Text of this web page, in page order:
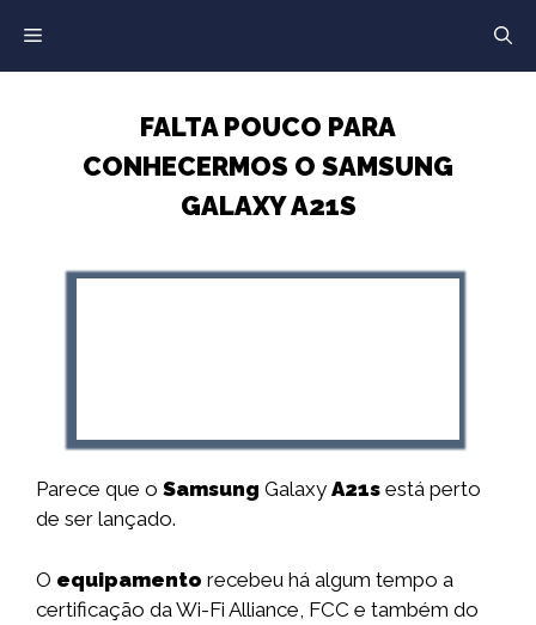
para
o
FALTA POUCO PARA
CONHECERMOS O SAMSUNG
GALAXY A21S
Parece que o Samsung Galaxy A21s está perto
de ser lançado.
O equipamento recebeu há algum tempo a
certificação da Wi-Fi Alliance, FCC e também do